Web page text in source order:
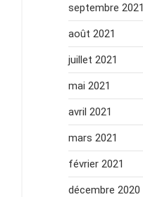
septembre 2021
août 2021
juillet 2021
mai 2021
avril 2021
mars 2021
février 2021
décembre 2020